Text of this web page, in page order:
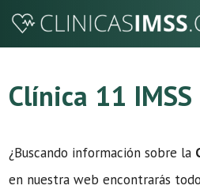
Saltar
Clínica 11
¿Buscando información sobre la
en nuestra web encontrarás